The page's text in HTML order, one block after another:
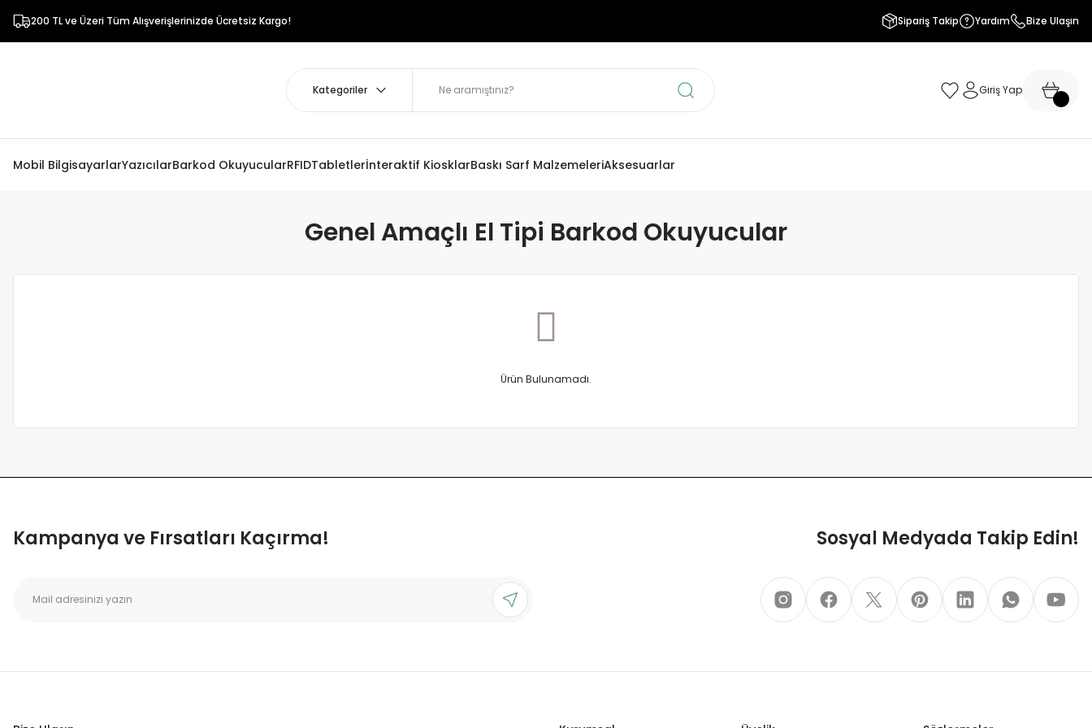
200 TL ve Üzeri Tüm Alışverişlerinizde Ücretsiz Kargo! Sipariş Takip Yardım Bize Ulaşın
Giriş Yap
Mobil BilgisayarlarYazıcılarBarkod OkuyucularRFIDTabletlerİnteraktif KiosklarBaskı Sarf MalzemeleriAksesuarlar
Genel Amaçlı El Tipi Barkod Okuyucular
Ürün Bulunamadı.
Kampanya ve Fırsatları Kaçırma! Sosyal Medyada Takip Edin!